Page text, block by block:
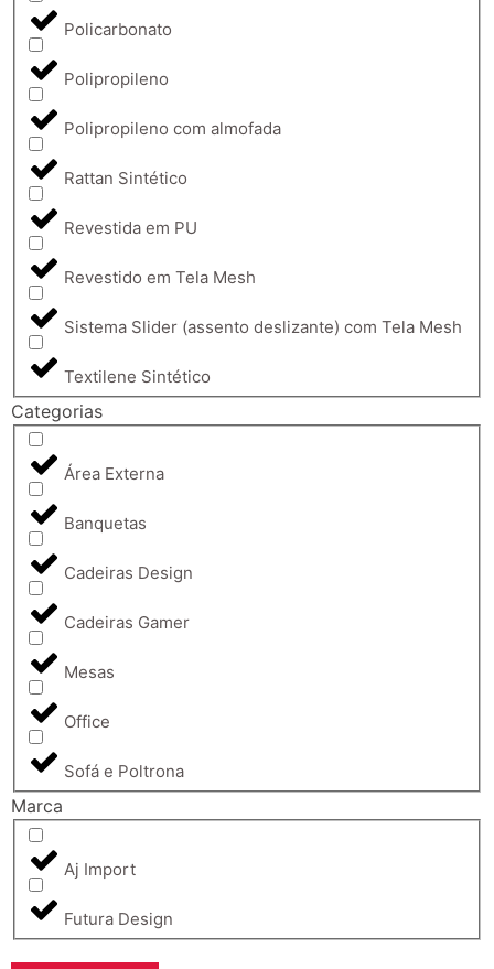
Policarbonato
Polipropileno
Polipropileno com almofada
Rattan Sintético
Revestida em PU
Revestido em Tela Mesh
Sistema Slider (assento deslizante) com Tela Mesh
Textilene Sintético
Categorias
Área Externa
Banquetas
Cadeiras Design
Cadeiras Gamer
Mesas
Office
Sofá e Poltrona
Marca
Aj Import
Futura Design